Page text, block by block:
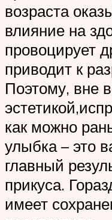
возраста
влияние на
провоцирует
приводит к
Поэтому, вне
как можно
улыбка – это
главный
прикуса.
имеет